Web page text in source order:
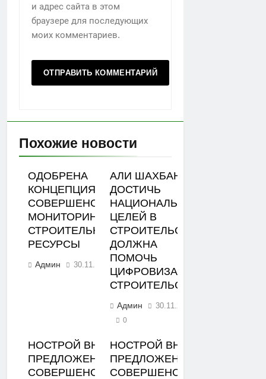
и адрес сайта в этом
браузере для последующих
моих комментариев.
Похожие новости
ОДОБРЕНА
КОНЦЕПЦИЯ
СОВЕРШЕНСТВОВАНИЯ
МОНИТОРИНГА ЦЕН НА
СТРОИТЕЛЬНЫЕ
РЕСУРСЫ
Админ 30.11.2023
АЛИ ШАХБАНОВ:
ДОСТИЧЬ
НАЦИОНАЛЬНЫХ
ЦЕЛЕЙ В
СТРОИТЕЛЬСТВЕ
ДОЛЖНА
ПОМОЧЬ
ЦИФРОВИЗАЦИЯ
СТРОИТЕЛЬСТВА
Админ 30.11.2023
0
НОСТРОЙ ВНЕС
ПРЕДЛОЖЕНИЯ ПО
СОВЕРШЕНСТВОВАНИЮ
НОСТРОЙ ВНЕС
ПРЕДЛОЖЕНИЯ ПО
СОВЕРШЕНСТВОВАНИЮ